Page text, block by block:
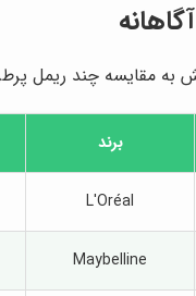
مقایسه چند ریمل
برند
L'Oréal
Maybelline